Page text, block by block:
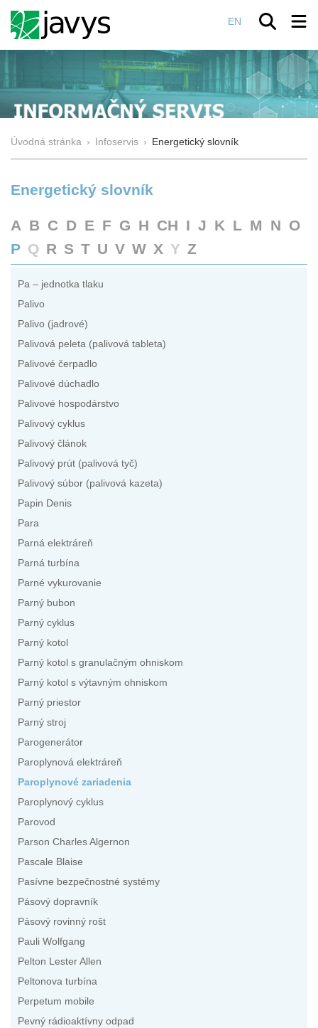
EN
Úvodná stránka › Infoservis › Energetický slovník
Energetický slovník
A B C D E F G H CH I J K L M N O
P Q R S T U V W X Y Z
Pa – jednotka tlaku
Palivo
Palivo (jadrové)
Palivová peleta (palivová tableta)
Palivové čerpadlo
Palivové dúchadlo
Palivové hospodárstvo
Palivový cyklus
Palivový článok
Palivový prút (palivová tyč)
Palivový súbor (palivová kazeta)
Papin Denis
Para
Parná elektráreň
Parná turbína
Parné vykurovanie
Parný bubon
Parný cyklus
Parný kotol
Parný kotol s granulačným ohniskom
Parný kotol s výtavným ohniskom
Parný priestor
Parný stroj
Parogenerátor
Paroplynová elektráreň
Paroplynové zariadenia
Paroplynový cyklus
Parovod
Parson Charles Algernon
Pascale Blaise
Pasívne bezpečnostné systémy
Pásový dopravník
Pásový rovinný rošt
Pauli Wolfgang
Pelton Lester Allen
Peltonova turbína
Perpetum mobile
Pevný rádioaktívny odpad